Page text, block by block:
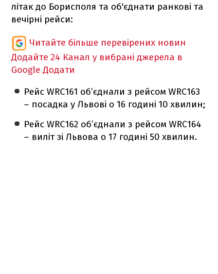
літак до Борисполя та об'єднати ранкові та
вечірні рейси:
Читайте більше перевірених новин
Додайте 24 Канал у вибрані джерела в
Google Додати
Рейс WRC161 об’єднали з рейсом WRC163
– посадка у Львові о 16 годині 10 хвилин;
Рейс WRC162 об’єднали з рейсом WRC164
– виліт зі Львова о 17 годині 50 хвилин.